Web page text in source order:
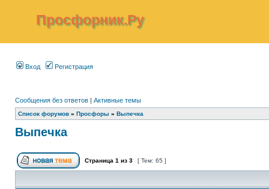
Просфорник.Ру
Вход Регистрация
Сообщения без ответов | Активные темы
Список форумов » Просфоры » Выпечка
Выпечка
Страница 1 из 3 [ Тем: 65 ]